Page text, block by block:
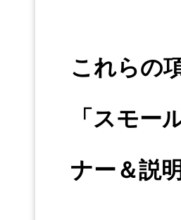
これらの
「スモー
ナー＆説